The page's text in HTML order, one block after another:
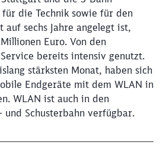
die Technik sowie für den
sechs Jahre angelegt ist,
Euro. Von den
bereits intensiv genutzt.
stärksten Monat, haben sich
Endgeräte mit dem WLAN in
WLAN ist auch in den
und Schusterbahn verfügbar.
Schließen
zuweitergeleitet
Weiter